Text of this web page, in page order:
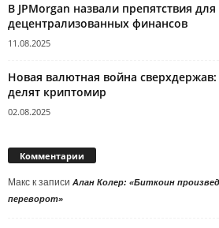
В JPMorgan назвали препятствия для
децентрализованных финансов
11.08.2025
Новая валютная война
делят криптомир
02.08.2025
Комментарии
Макс к записи Алан Колер: «Биткоин
переворот»